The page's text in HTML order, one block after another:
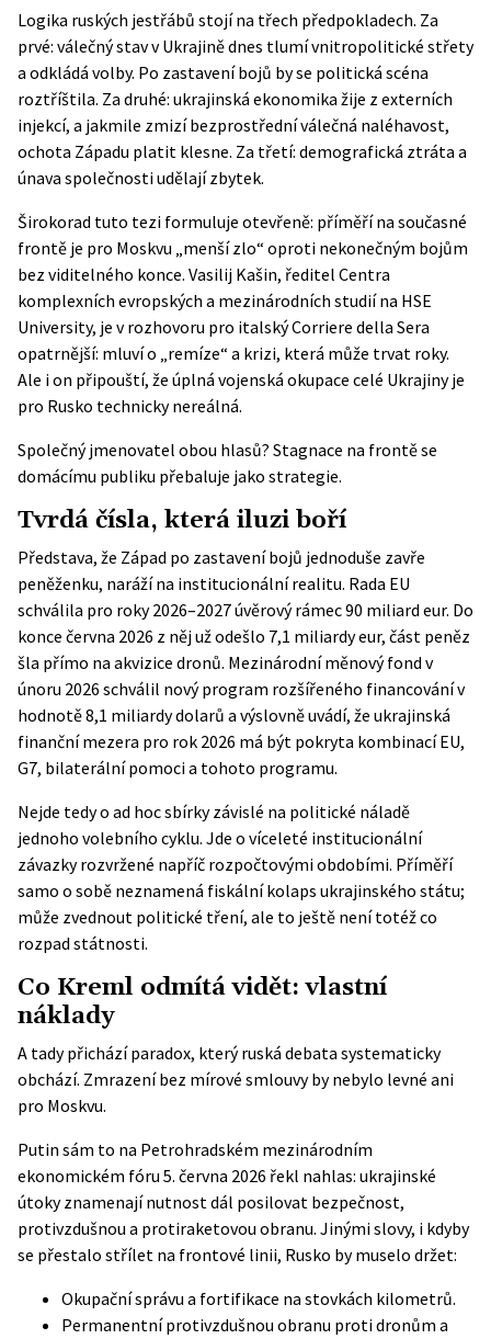
Logika ruských jestřábů stojí na třech předpokladech. Za
prvé: válečný stav v Ukrajině dnes tlumí vnitropolitické střety
a odkládá volby. Po zastavení bojů by se politická scéna
roztříštila. Za druhé: ukrajinská ekonomika žije z externích
injekcí, a jakmile zmizí bezprostřední válečná naléhavost,
ochota Západu platit klesne. Za třetí: demografická ztráta a
únava společnosti udělají zbytek.
Širokorad tuto tezi formuluje otevřeně: příměří na současné
frontě je pro Moskvu „menší zlo“ oproti nekonečným bojům
bez viditelného konce. Vasilij Kašin, ředitel Centra
komplexních evropských a mezinárodních studií na HSE
University, je v rozhovoru pro italskýCorriere della Sera
opatrnější: mluví o „remíze“ a krizi, která může trvat roky.
Ale i on připouští, že úplná vojenská okupace celé Ukrajiny je
pro Rusko technicky nereálná.
Společný jmenovatel obou hlasů? Stagnace na frontě se
domácímu publiku přebaluje jako strategie.
Tvrdá čísla, která iluzi boří
Představa, že Západ po zastavení bojů jednoduše zavře
peněženku, naráží na institucionální realitu. Rada EU
schválila pro roky 2026–2027 úvěrový rámec 90 miliard eur. Do
konce června 2026 z něj už odešlo 7,1 miliardy eur, část peněz
šla přímo na akvizice dronů. Mezinárodní měnový fond v
únoru 2026 schválil nový program rozšířeného financování v
hodnotě 8,1 miliardy dolarů a výslovně uvádí, že ukrajinská
finanční mezera pro rok 2026 má být pokryta kombinací EU,
G7, bilaterální pomoci a tohoto programu.
Nejde tedy o ad hoc sbírky závislé na politické náladě
jednoho volebního cyklu. Jde o víceleté institucionální
závazky rozvržené napříč rozpočtovými obdobími. Příměří
samo o sobě neznamená fiskální kolaps ukrajinského státu;
může zvednout politické tření, ale to ještě není totéž co
rozpad státnosti.
Co Kreml odmítá vidět: vlastní
náklady
A tady přichází paradox, který ruská debata systematicky
obchází. Zmrazení bez mírové smlouvy by nebylo levné ani
pro Moskvu.
Putin sám to na Petrohradském mezinárodním
ekonomickém fóru 5. června 2026 řekl nahlas: ukrajinské
útoky znamenají nutnost dál posilovat bezpečnost,
protivzdušnou a protiraketovou obranu. Jinými slovy, i kdyby
se přestalo střílet na frontové linii, Rusko by muselo držet:
Okupační správu a fortifikace na stovkách kilometrů.
Permanentní protivzdušnou obranu proti dronům a